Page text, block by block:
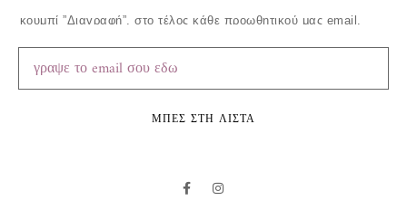
κουμπί ”Διαγραφή”, στο τέλος κάθε προωθητικού μας email.
ΜΠΕΣ ΣΤΗ ΛΙΣΤΑ